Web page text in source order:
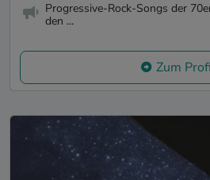
Progressive-Rock-Songs der
den ...
Zum